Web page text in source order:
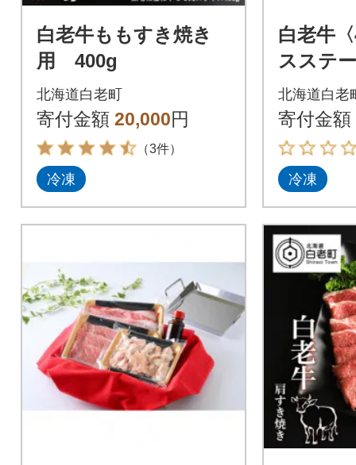
白老牛ももすき焼き
用 400g
北海道白老町
寄付金額 20,000円
（3件）
冷凍
白老牛
スステ
枚)(たれ
北海道白老
寄付金額
冷凍